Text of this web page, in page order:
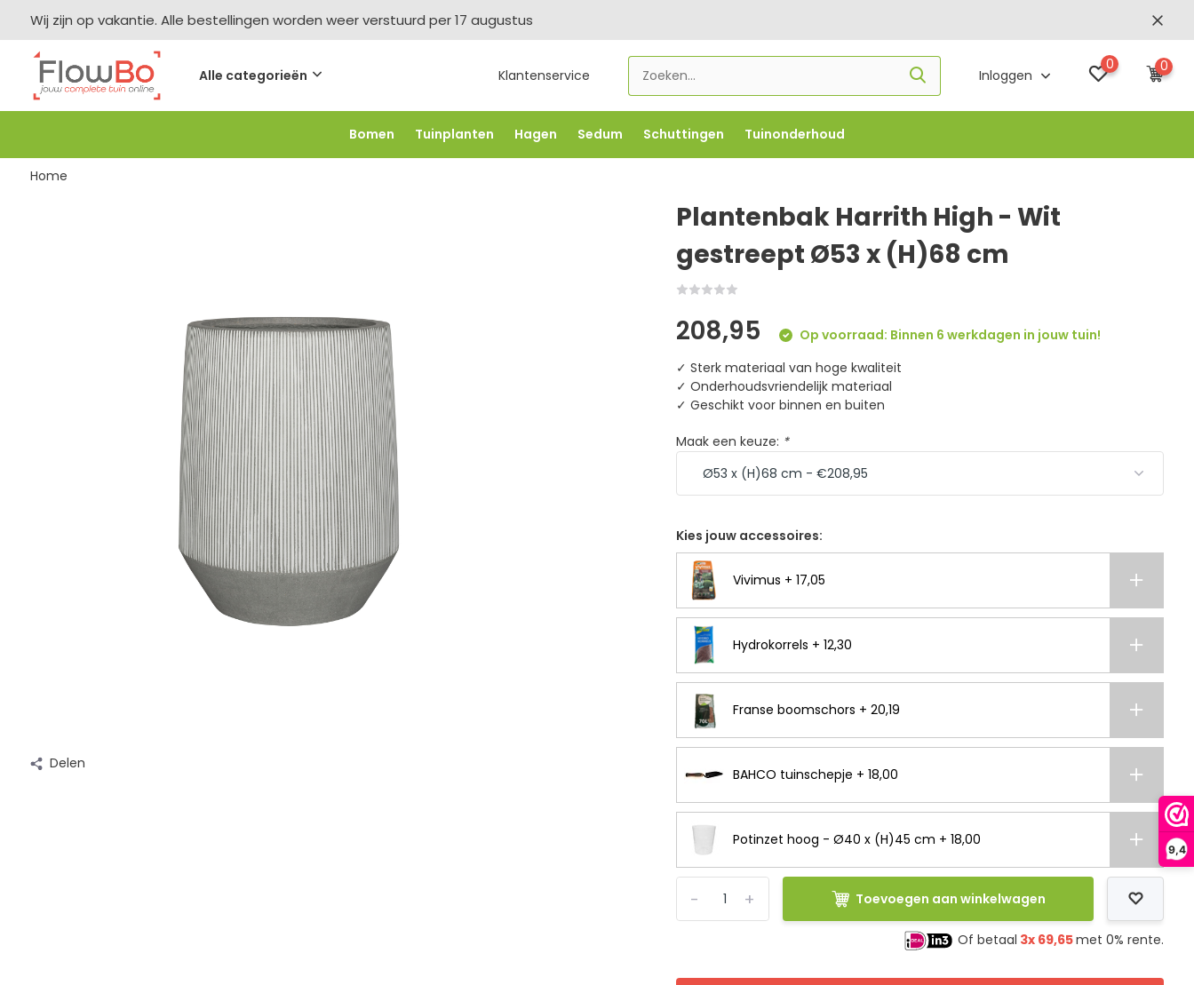
9,4
Wij zijn op vakantie. Alle bestellingen worden weer verstuurd per 17 augustus
Alle categorieën Klantenservice Inloggen
0 0
Bomen Tuinplanten Hagen Sedum Schuttingen Tuinonderhoud
-2,5% vanaf €250 -FLOWBO250 -5% vanaf €500 -FLOWBO500 -7,5% vanaf €1000 -
Home
Delen
Plantenbak Harrith High - Wit
gestreept Ø53 x (H)68 cm
208,95
Op voorraad: Binnen 6 werkdagen in jouw tuin!
✓ Sterk materiaal van hoge kwaliteit
✓ Onderhoudsvriendelijk materiaal
✓ Geschikt voor binnen en buiten
Maak een keuze: *
Kies jouw accessoires:
Vivimus + 17,05
Hydrokorrels + 12,30
Franse boomschors + 20,19
BAHCO tuinschepje + 18,00
Potinzet hoog - Ø40 x (H)45 cm + 18,00
+
- Toevoegen aan winkelwagen
Of betaal 3x 69,65met 0% rente.